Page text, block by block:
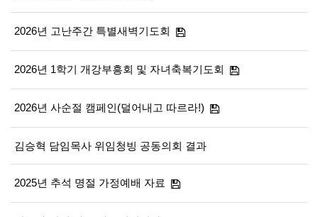
2026년 고난주간 특별새벽기도회
2026년 1학기 개강부흥회 및 자녀축복기도회
2026년 사순절 캠페인(덜어내고 따르라!)
김승혁 담임목사 위임청빙 공동의회 결과
2025년 추석 명절 가정예배 자료